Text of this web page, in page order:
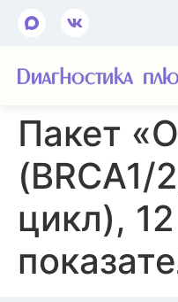
Пакет
цикл), 12